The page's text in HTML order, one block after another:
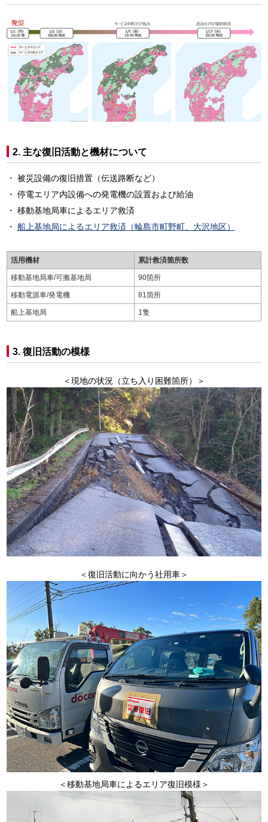
2. 主な復旧活動と機材について
被災設備の復旧措置（伝送路断など）
停電エリア内設備への発電機の設置および給油
移動基地局車によるエリア救済
船上基地局によるエリア救済（輪島市町野町、大沢地区）
活用機材 累計救済箇所数
移動基地局車/可搬基地局 90箇所
移動電源車/発電機 81箇所
船上基地局 1隻
3. 復旧活動の模様
＜現地の状況（立ち入り困難箇所）＞
＜復旧活動に向かう社用車＞
＜移動基地局車によるエリア復旧模様＞